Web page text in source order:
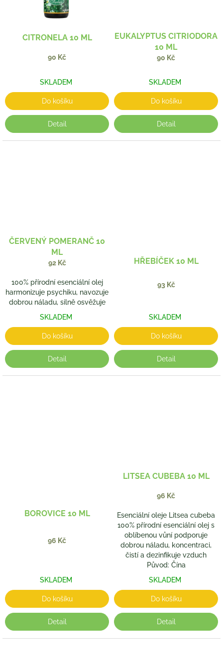
CITRONELA 10 ML
90 Kč
SKLADEM
Do košíku
Detail
EUKALYPTUS CITRIODORA
10 ML
90 Kč
SKLADEM
Do košíku
Detail
ČERVENÝ POMERANČ 10
ML
92 Kč
100% přírodní esenciální olej
harmonizuje psychiku, navozuje
dobrou náladu, silně osvěžuje
SKLADEM
Do košíku
Detail
HŘEBÍČEK 10 ML
93 Kč
SKLADEM
Do košíku
Detail
BOROVICE 10 ML
96 Kč
SKLADEM
Do košíku
Detail
LITSEA CUBEBA 10 ML
96 Kč
Esenciální oleje Litsea cubeba
100% přírodní esenciální olej s
oblíbenou vůní podporuje
dobrou náladu, koncentraci,
čistí a dezinfikuje vzduch
Původ: Čína
SKLADEM
Do košíku
Detail